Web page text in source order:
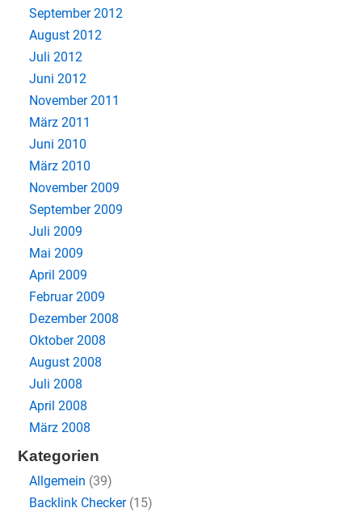
September 2012
August 2012
Juli 2012
Juni 2012
November 2011
März 2011
Juni 2010
März 2010
November 2009
September 2009
Juli 2009
Mai 2009
April 2009
Februar 2009
Dezember 2008
Oktober 2008
August 2008
Juli 2008
April 2008
März 2008
Kategorien
Allgemein (39)
Backlink Checker(15)